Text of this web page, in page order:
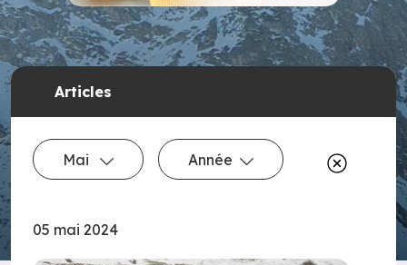
Articles
Mai Année
05 mai 2024